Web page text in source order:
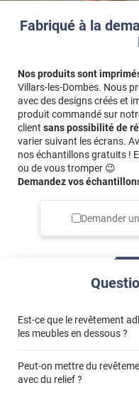
Fabriqué à la
Nos produits sont
Villars-les-Dombes. Nous
avec des designs créés et
produit commandé sur
client sans possibilité de
varier suivant les écrans.
nos échantillons gratuits !
ou de vous tromper 😉
Demandez vos
Demander
Est-ce que le revêtement
les meubles en dessous ?
Peut-on mettre du
avec du relief ?